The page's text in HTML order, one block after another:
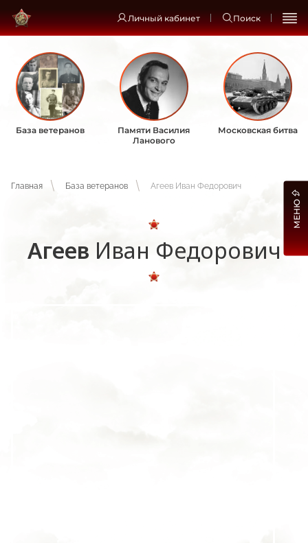
Личный кабинет Поиск
База ветеранов
Памяти Василия
Ланового
Московская битва
Главная База ветеранов Агеев Иван Федорович
Агеев Иван Федорович
МЕНЮ